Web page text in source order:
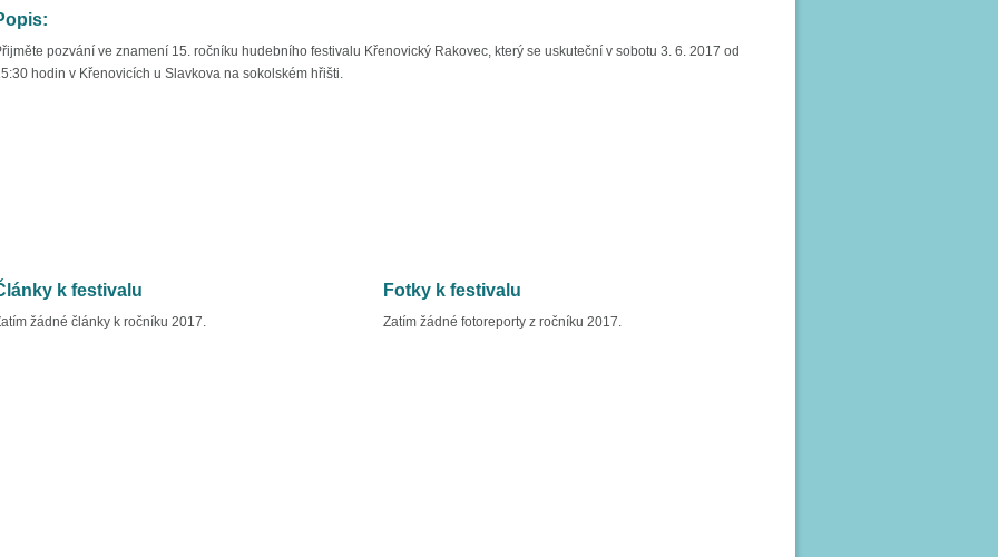
pozvání ve znamení 15. ročníku hudebního festivalu Křenovický Rakovec, který se uskuteční v sobotu 3. 6. 2017 od
hodin v Křenovicích u Slavkova na sokolském hřišti.
k festivalu
žádné články k ročníku 2017.
Fotky k festivalu
Zatím žádné fotoreporty z ročníku 2017.